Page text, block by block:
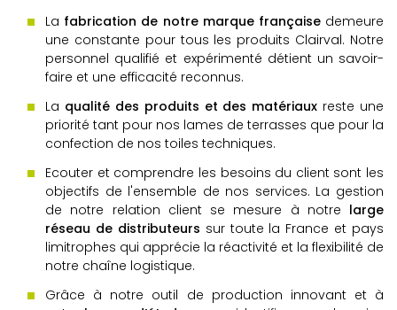
La fabrication de notre marque française demeure
une constante pour tous les produits Clairval. Notre
personnel qualifié et expérimenté détient un savoir-
faire et une efficacité reconnus.
La qualité des produits et des matériaux reste une
priorité tant pour nos lames de terrasses que pour la
confection de nos toiles techniques.
Ecouter et comprendre les besoins du client sont les
objectifs de l'ensemble de nos services. La gestion
de notre relation client se mesure à notre large
réseau de distributeurs sur toute la France et pays
limitrophes qui apprécie la réactivité et la flexibilité de
notre chaîne logistique.
Grâce à notre outil de production innovant et à